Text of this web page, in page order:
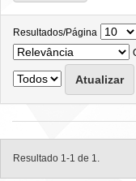
Resultados/Página
Resultado 1-1 de 1.